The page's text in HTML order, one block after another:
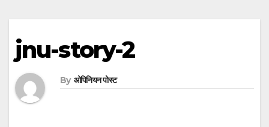
jnu-story-2
By ओपिनियन पोस्ट